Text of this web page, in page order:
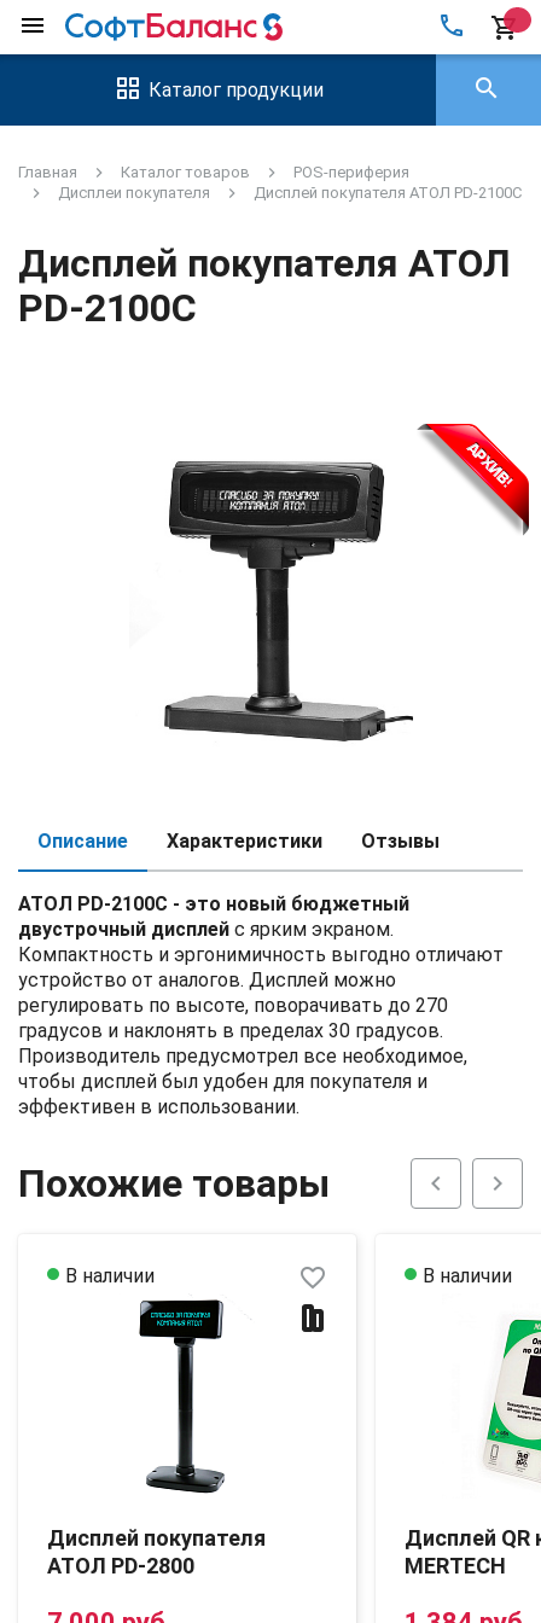
menu local_phone shopping_cart
Каталог продукции search
Главная Каталог товаров
POS-периферия
Дисплеи покупателя
Дисплей покупателя АТОЛ PD-2100C
Дисплей покупателя АТОЛ
PD-2100C
Описание Характеристики Отзывы
АТОЛ PD-2100C - это новый бюджетный
двустрочный дисплей с ярким экраном.
Компактность и эргонимичность выгодно отличают
устройство от аналогов. Дисплей можно
регулировать по высоте, поворачивать до 270
градусов и наклонять в пределах 30 градусов.
Производитель предусмотрел все необходимое,
чтобы дисплей был удобен для покупателя и
эффективен в использовании.
Похожие товары chevron_left chevron_right
Дисплей покупателя
АТОЛ PD-2800
favorite_border
В наличии
Дисплей QR
MERTECH
В наличии